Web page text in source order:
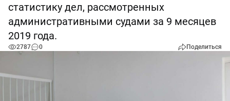
статистику дел, рассмотренных
административными судами за 9 месяцев
2019 года.
2787 0 Поделиться